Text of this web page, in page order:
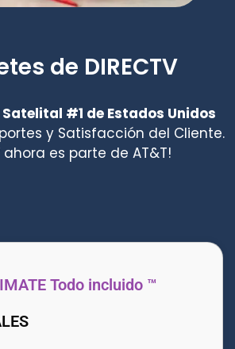
de DIRECTV
Satelital #1 de Estados Unidos
y Satisfacción del Cliente.
ahora es parte de AT&T!
Todo incluido ™